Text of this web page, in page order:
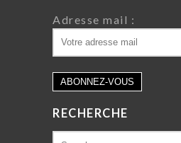
Adresse mail :
RECHERCHE